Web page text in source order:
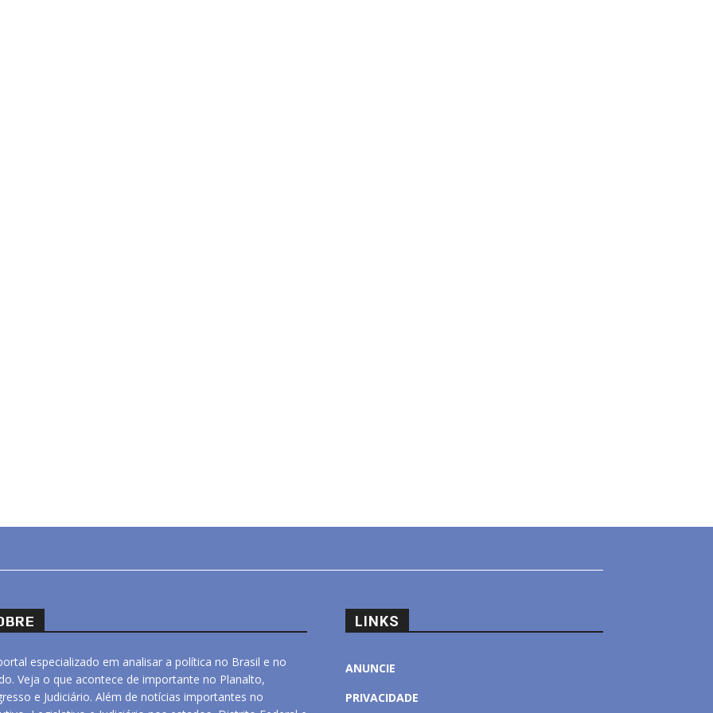
especializado em analisar a política no Brasil e no
Veja o que acontece de importante no Planalto,
e Judiciário. Além de notícias importantes no
LINKS
ANUNCIE
PRIVACIDADE